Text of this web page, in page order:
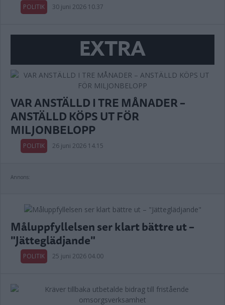
POLITIK 30 juni 2026 10.37
EXTRA
VAR ANSTÄLLD I TRE MÅNADER –
ANSTÄLLD KÖPS UT FÖR
MILJONBELOPP
POLITIK 26 juni 2026 14.15
Annons:
Måluppfyllelsen ser klart bättre ut –
"Jätteglädjande"
POLITIK 25 juni 2026 04.00